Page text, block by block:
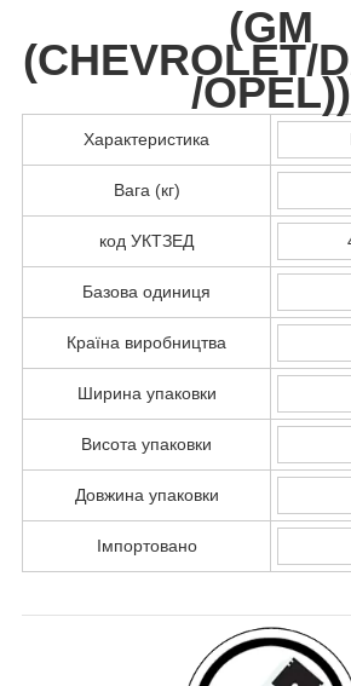
(GM
(CHEVROLET/
/OPEL))
Характеристика
Вага (кг)
код УКТЗЕД
Базова одиниця
Країна виробництва
Ширина упаковки
Висота упаковки
Довжина упаковки
Імпортовано